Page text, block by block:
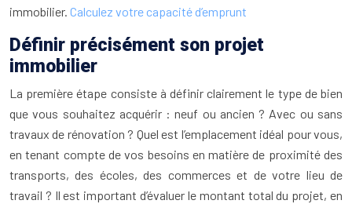
immobilier. Calculez votre capacité d’emprunt
Définir précisément son projet
immobilier
La première étape consiste à définir clairement le type de bien
que vous souhaitez acquérir : neuf ou ancien ? Avec ou sans
travaux de rénovation ? Quel est l’emplacement idéal pour vous,
en tenant compte de vos besoins en matière de proximité des
transports, des écoles, des commerces et de votre lieu de
travail ? Il est important d’évaluer le montant total du projet, en